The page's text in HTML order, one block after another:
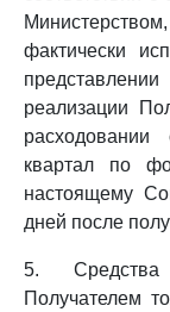
фактически
реализации
квартал по
настоящему
дней после
5.
Получателем